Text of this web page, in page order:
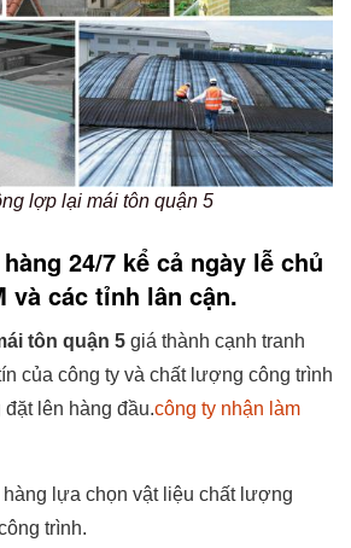
lợp lại mái tôn quận 5
24/7 kể cả ngày lễ chủ
và các tỉnh lân cận.
tôn quận 5 giá thành cạnh tranh
của công ty và chất lượng công trình
lên hàng đầu.công ty nhận làm
lựa chọn vật liệu chất lượng
trình.